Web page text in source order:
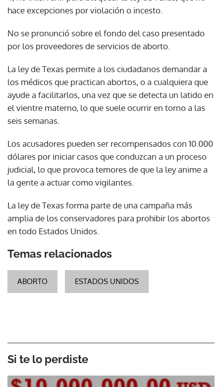
hace excepciones por violación o incesto.
No se pronunció sobre el fondo del caso presentado
por los proveedores de servicios de aborto.
La ley de Texas permite a los ciudadanos demandar a
los médicos que practican abortos, o a cualquiera que
ayude a facilitarlos, una vez que se detecta un latido en
el vientre materno, lo que suele ocurrir en torno a las
seis semanas.
Los acusadores pueden ser recompensados con 10.000
dólares por iniciar casos que conduzcan a un proceso
judicial, lo que provoca temores de que la ley anime a
la gente a actuar como vigilantes.
La ley de Texas forma parte de una campaña más
amplia de los conservadores para prohibir los abortos
en todo Estados Unidos.
Temas relacionados
ABORTO ESTADOS UNIDOS
Si te lo perdiste